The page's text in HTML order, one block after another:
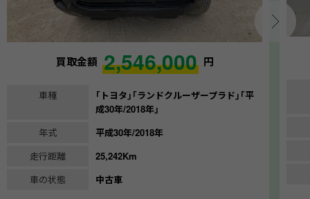
買取金額 2,546,000 円
車種
｢トヨタ｣｢ランドクルーザープラド｣｢平
成30年/2018年｣
年式
平成30年/2018年
走行距離
25,242Km
車の状態
中古車